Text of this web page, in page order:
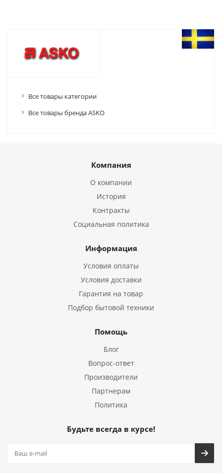
Все товары категории
Все товары бренда ASKO
Компания
О компании
История
Контракты
Социальная политика
Информация
Условия оплаты
Условия доставки
Гарантия на товар
Подбор бытовой техники
Помощь
Блог
Вопрос-ответ
Производители
Партнерам
Политика
Будьте всегда в курсе!